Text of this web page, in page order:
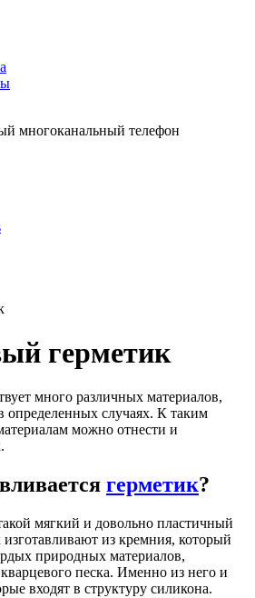
многоканальный телефон
герметик
много различных материалов,
определенных случаях. К таким
можно отнести и
герметик?
мягкий и довольно пластичный
из кремния, который
природных материалов,
песка. Именно из него и
входят в структуру силикона.